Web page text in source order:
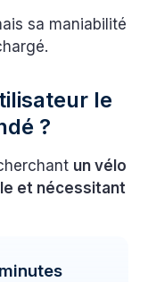
sa maniabilité
le
?
un vélo
et nécessitant